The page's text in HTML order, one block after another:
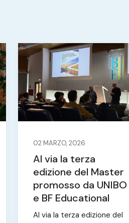
02 MARZO, 2026
Al via la terza
edizione del Master
promosso da UNIBO
e BF Educational
Al via la terza edizione del